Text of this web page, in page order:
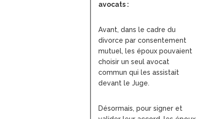
avocats :
Avant, dans le cadre du
divorce par consentement
mutuel, les époux pouvaient
choisir un seul avocat
commun qui les assistait
devant le Juge.
Désormais, pour signer et